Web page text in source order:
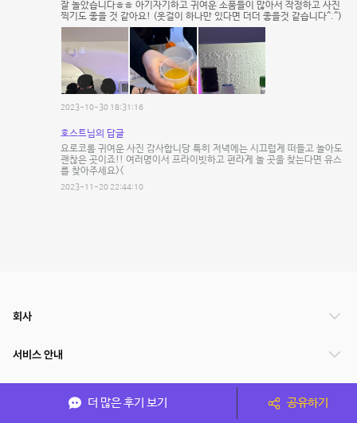
잘 놀았습니다ㅎㅎ 아기자기하고 귀여운 소품들이 많아서 작정하고 사진
찍기도 좋을 것 같아요! (옷걸이 하나만 있다면 더더 좋을것 같습니다^.^)
2023-10-30 18:31:16
호스트님의 답글
요로코롬 귀여운 사진 감사합니당 특히 저녁에는 시끄럽게 떠들고 놀아도
괜찮은 곳이죠!! 여러명이서 프라이빗하고 편라게 놀 곳을 찾는다면 유스
를 찾아주세요><
2023-11-20 22:44:10
더 많은 후기 보기 공유하기
회사
서비스 안내